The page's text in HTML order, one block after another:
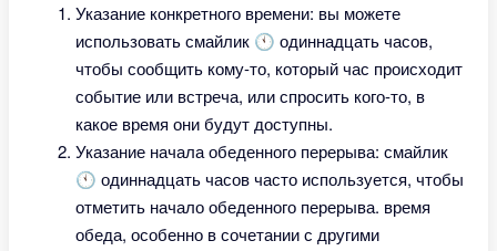
Указание конкретного времени: вы можете
использовать смайлик 🕚 одиннадцать часов,
чтобы сообщить кому-то, который час происходит
событие или встреча, или спросить кого-то, в
какое время они будут доступны.
Указание начала обеденного перерыва: смайлик
🕚 одиннадцать часов часто используется, чтобы
отметить начало обеденного перерыва. время
обеда, особенно в сочетании с другими